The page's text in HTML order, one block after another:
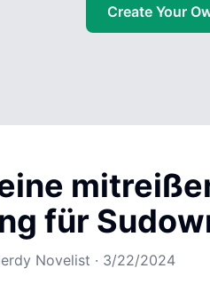
Create Your
für
Novelist · 3/22/2024